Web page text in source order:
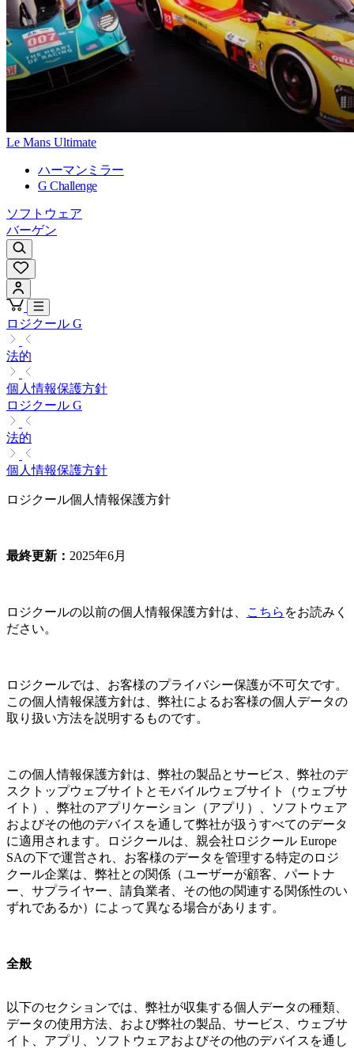
Le Mans Ultimate
ハーマンミラー
G Challenge
ソフトウェア
バーゲン
ロジクール G
法的
個人情報保護方針
ロジクール G
法的
個人情報保護方針
ロジクール個人情報保護方針
最終更新： 2025年6月
ロジクールの以前の個人情報保護方針は、 こちら をお読みく
ださい。
ロジクールでは、お客様のプライバシー保護が不可欠です。
この個人情報保護方針は、弊社によるお客様の個人データの
取り扱い方法を説明するものです。
この個人情報保護方針は、弊社の製品とサービス、弊社のデ
スクトップウェブサイトとモバイルウェブサイト（ウェブサ
イト）、弊社のアプリケーション（アプリ）、ソフトウェア
およびその他のデバイスを通して弊社が扱うすべてのデータ
に適用されます。ロジクールは、親会社ロジクール Europe
SAの下で運営され、お客様のデータを管理する特定のロジ
クール企業は、弊社との関係（ユーザーが顧客、パートナ
ー、サプライヤー、請負業者、その他の関連する関係性のい
ずれであるか）によって異なる場合があります。
全般
以下のセクションでは、弊社が収集する個人データの種類、
データの使用方法、および弊社の製品、サービス、ウェブサ
イト、アプリ、ソフトウェアおよびその他のデバイスを通し